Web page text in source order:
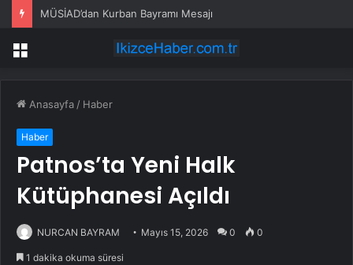
MÜSİAD’dan Kurban Bayramı Mesajı
Menü
Anasayfa / Haber
Haber
Patnos’ta Yeni Halk
Kütüphanesi Açıldı
NURCAN BAYRAM Mayıs 15, 2026 0 0
1 dakika okuma süresi